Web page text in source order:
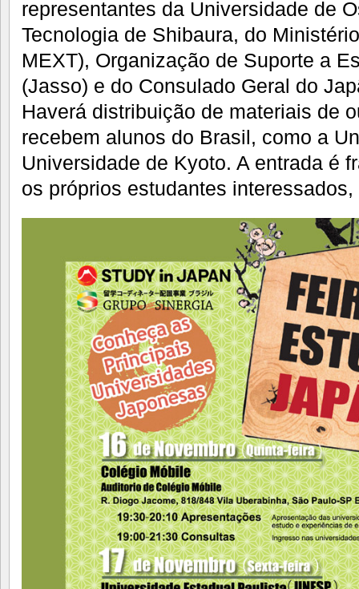
representantes da Universidade de
Tecnologia de Shibaura, do
MEXT), Organização de Suporte a
(Jasso) e do Consulado Geral do
Haverá distribuição de materiais de
recebem alunos do Brasil, como a
Universidade de Kyoto. A entrada é
os próprios estudantes